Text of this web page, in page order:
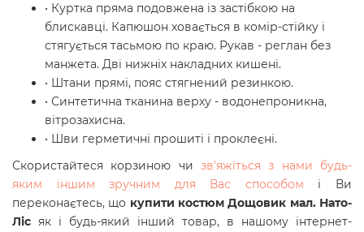
• Куртка пряма подовжена із застібкою на
блискавці. Капюшон ховається в комір-стійку і
стягується тасьмою по краю. Рукав - реглан без
манжета. Дві нижніх накладних кишені.
• Штани прямі, пояс стягнений резинкою.
• Синтетична тканина верху - водонепроникна,
вітрозахисна.
• Шви герметичні прошиті і проклеєні.
Скористайтеся корзиною чи зв'яжіться з нами будь-
яким іншим зручним для Вас способом і Ви
переконаєтесь, що купити костюм Дощовик мал. Нато-
Ліс як і будь-який інший товар, в нашому інтернет-